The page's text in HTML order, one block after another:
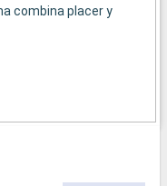
combina placer y